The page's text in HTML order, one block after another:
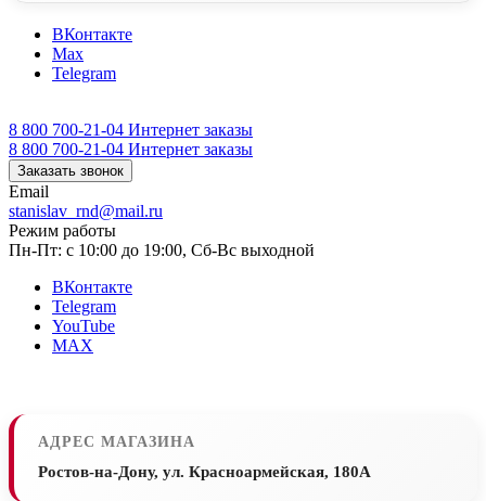
ВКонтакте
Max
Telegram
8 800 700-21-04 Интернет заказы
8 800 700-21-04 Интернет заказы
Заказать звонок
Email
stanislav_rnd@mail.ru
Режим работы
Пн-Пт: с 10:00 до 19:00, Сб-Вс выходной
ВКонтакте
Telegram
YouTube
MAX
АДРЕС МАГАЗИНА
Ростов-на-Дону, ул. Красноармейская, 180А